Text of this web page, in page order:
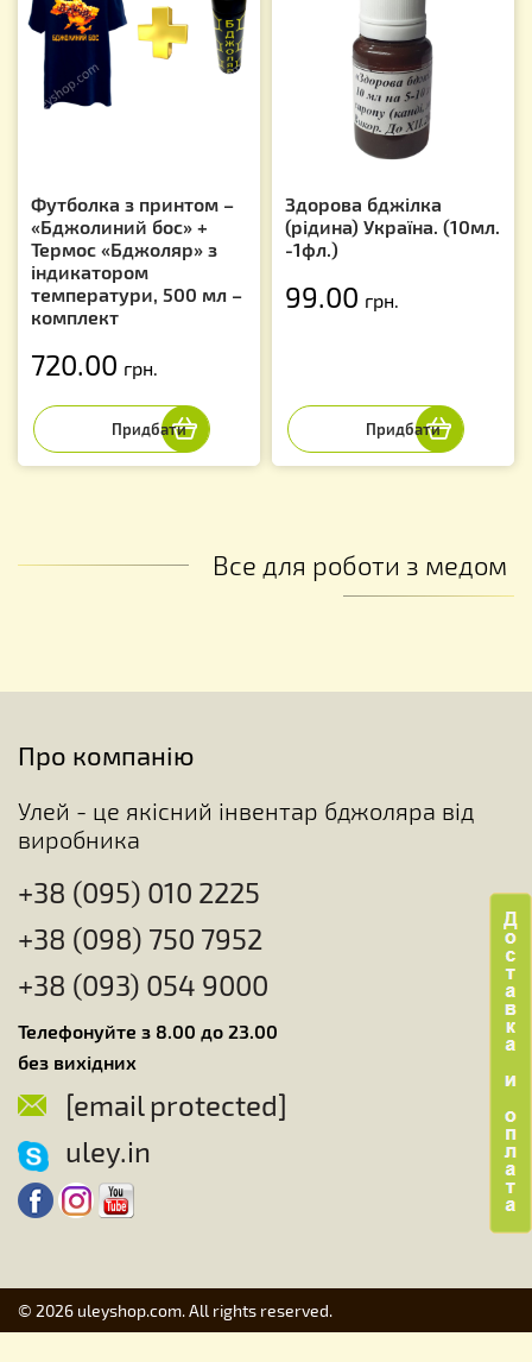
Футболка з принтом –
«Бджолиний бос» +
Термос «Бджоляр» з
індикатором
температури, 500 мл –
комплект
720.00 грн.
Здорова бджілка
(рідина) Україна. (10мл.
-1фл.)
99.00 грн.
Все для роботи з медом
Про компанію
Улей - це якісний інвентар бджоляра від
виробника
+38 (095) 010 2225
+38 (098) 750 7952
+38 (093) 054 9000
Телефонуйте з 8.00 до 23.00
без вихідних
[email protected]
uley.in
© 2026 uleyshop.com. All rights reserved.